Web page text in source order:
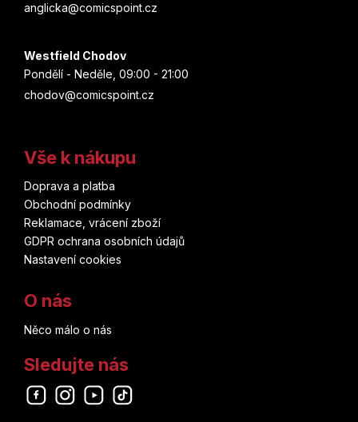
anglicka@comicspoint.cz
Westfield Chodov
Pondělí - Neděle, 09:00 - 21:00
chodov@comicspoint.cz
Vše k nákupu
Doprava a platba
Obchodní podmínky
Reklamace, vrácení zboží
GDPR ochrana osobních údajů
Nastavení cookies
O nás
Něco málo o nás
Sledujte nás
Odebírat newsletter